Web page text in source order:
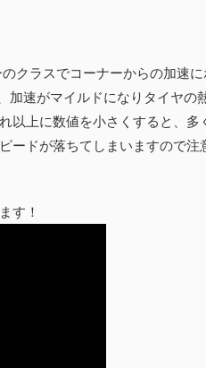
クラスでコーナーからの加速
速がマイルドになりタイヤの
以上に数値を小さくすると、
ードが落ちてしまいますので注
す！